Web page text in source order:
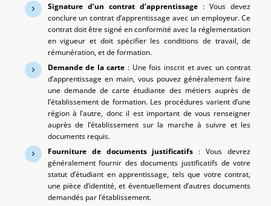
Signature d’un contrat d’apprentissage : Vous devez
conclure un contrat d’apprentissage avec un employeur. Ce
contrat doit être signé en conformité avec la réglementation
en vigueur et doit spécifier les conditions de travail, de
rémunération, et de formation.
Demande de la carte : Une fois inscrit et avec un contrat
d’apprentissage en main, vous pouvez généralement faire
une demande de carte étudiante des métiers auprès de
l’établissement de formation. Les procédures varient d’une
région à l’autre, donc il est important de vous renseigner
auprès de l’établissement sur la marche à suivre et les
documents requis.
Fourniture de documents justificatifs : Vous devrez
généralement fournir des documents justificatifs de votre
statut d’étudiant en apprentissage, tels que votre contrat,
une pièce d’identité, et éventuellement d’autres documents
demandés par l’établissement.